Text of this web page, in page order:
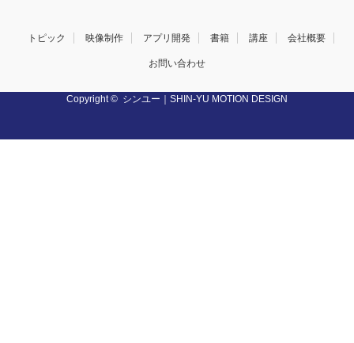
トピック 映像制作 アプリ開発 書籍 講座 会社概要
お問い合わせ
Copyright © シンユー｜SHIN-YU MOTION DESIGN